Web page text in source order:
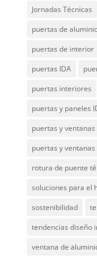
Jornadas Técnicas
puertas de
puertas de interior
puertas IDA
puertas interiores
puertas y paneles
puertas y
puertas y
rotura de puente
soluciones para el
sostenibilidad
tendencias diseño
ventana de